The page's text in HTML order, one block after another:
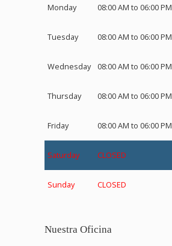
Monday 08:00 AM to 06:00 PM
Tuesday 08:00 AM to 06:00 PM
Wednesday 08:00 AM to 06:00 PM
Thursday 08:00 AM to 06:00 PM
Friday 08:00 AM to 06:00 PM
Saturday CLOSED
Sunday CLOSED
Nuestra Oficina